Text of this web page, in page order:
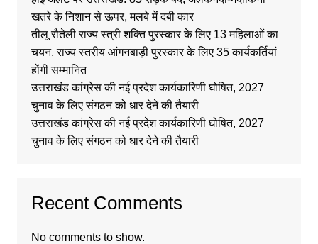
खतरे के निशान से ऊपर, मलबे में दबी कार
तीलू रौतेली राज्य स्त्री शक्ति पुरस्कार के लिए 13 महिलाओं का
चयन, राज्य स्तरीय आंगनबाड़ी पुरस्कार के लिए 35 कार्यकर्तियां
होंगी सम्मानित
उत्तराखंड कांग्रेस की नई प्रदेश कार्यकारिणी घोषित, 2027
चुनाव के लिए संगठन को धार देने की तैयारी
उत्तराखंड कांग्रेस की नई प्रदेश कार्यकारिणी घोषित, 2027
चुनाव के लिए संगठन को धार देने की तैयारी
Recent Comments
No comments to show.